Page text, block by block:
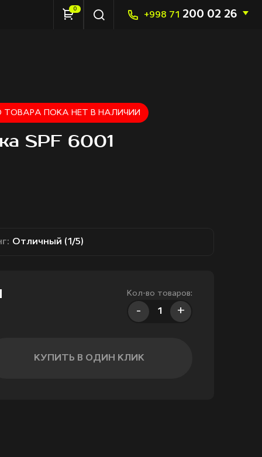
0
+998 71 200 02 26
ТОВАРА ПОКА НЕТ В НАЛИЧИИ
SPF 6001
Отличный (1/5)
Кол-во товаров:
- +
КУПИТЬ В ОДИН КЛИК